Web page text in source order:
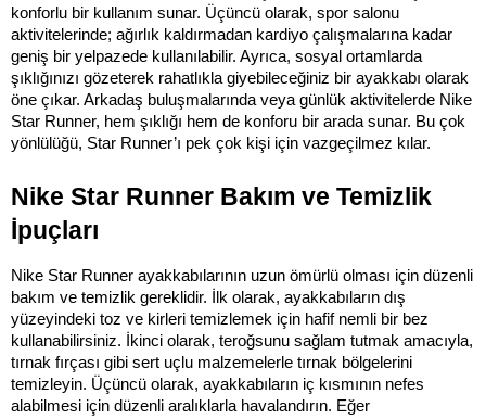
konforlu bir kullanım sunar. Üçüncü olarak, spor salonu
aktivitelerinde; ağırlık kaldırmadan kardiyo çalışmalarına kadar
geniş bir yelpazede kullanılabilir. Ayrıca, sosyal ortamlarda
şıklığınızı gözeterek rahatlıkla giyebileceğiniz bir ayakkabı olarak
öne çıkar. Arkadaş buluşmalarında veya günlük aktivitelerde Nike
Star Runner, hem şıklığı hem de konforu bir arada sunar. Bu çok
yönlülüğü, Star Runner’ı pek çok kişi için vazgeçilmez kılar.
Nike Star Runner Bakım ve Temizlik
İpuçları
Nike Star Runner ayakkabılarının uzun ömürlü olması için düzenli
bakım ve temizlik gereklidir. İlk olarak, ayakkabıların dış
yüzeyindeki toz ve kirleri temizlemek için hafif nemli bir bez
kullanabilirsiniz. İkinci olarak, teroğsunu sağlam tutmak amacıyla,
tırnak fırçası gibi sert uçlu malzemelerle tırnak bölgelerini
temizleyin. Üçüncü olarak, ayakkabıların iç kısmının nefes
alabilmesi için düzenli aralıklarla havalandırın. Eğer